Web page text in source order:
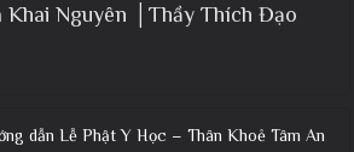
Khai Nguyên │Thầy Thích Đạo
dẫn Lễ Phật Y Học – Thân Khoẻ Tâm An